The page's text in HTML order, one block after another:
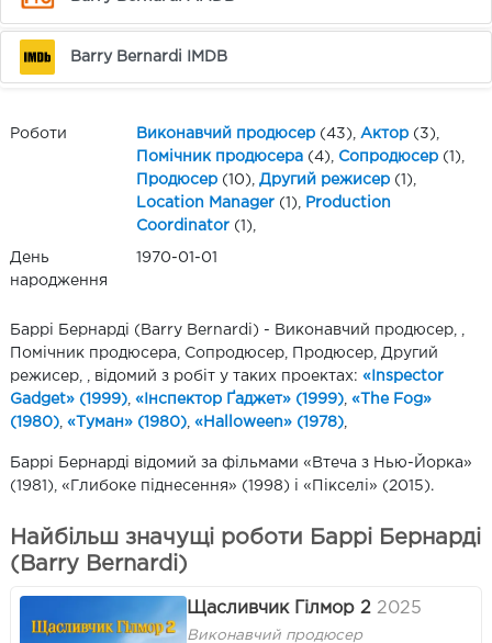
Barry Bernardi IMDB
Роботи Виконавчий продюсер (43), Актор (3),
Помічник продюсера (4), Сопродюсер (1),
Продюсер (10), Другий режисер (1),
Location Manager (1),
Production
Coordinator (1),
День
народження
1970-01-01
Баррі Бернарді (Barry Bernardi) - Виконавчий продюсер, ,
Помічник продюсера, Сопродюсер, Продюсер, Другий
режисер, , відомий з робіт у таких проектах: «Inspector
Gadget» (1999) «Інспектор Ґаджет» (1999) «The Fog»
(1980) «Туман» (1980) «Halloween» (1978)
Баррі Бернарді відомий за фільмами «Втеча з Нью-Йорка»
(1981), «Глибоке піднесення» (1998) і «Пікселі» (2015).
Найбільш значущі роботи Баррі Бернарді
(Barry Bernardi)
Щасливчик Гілмор 2 2025
Виконавчий продюсер